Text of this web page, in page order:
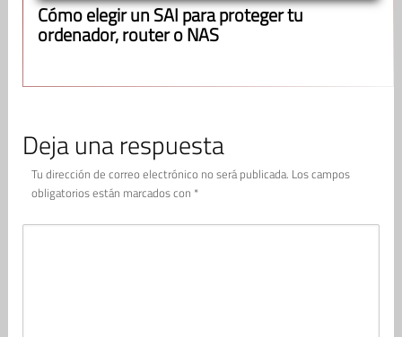
Cómo elegir un SAI para proteger tu
ordenador, router o NAS
Deja una respuesta
Tu dirección de correo electrónico no será publicada. Los campos
obligatorios están marcados con *